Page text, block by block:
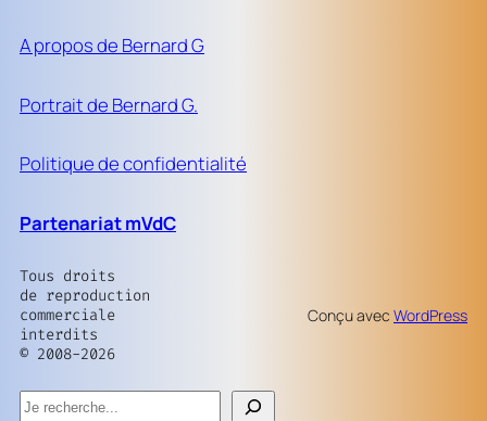
A propos de Bernard G
Portrait de Bernard G.
Politique de confidentialité
Partenariat mVdC
Tous droits
de reproduction
commerciale
interdits
© 2008-2026
Conçu avec WordPress
Rechercher